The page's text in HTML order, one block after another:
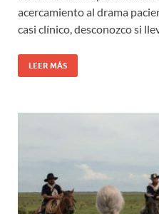
acercamiento al drama
casi clínico, desconozco si
LEER MÁS